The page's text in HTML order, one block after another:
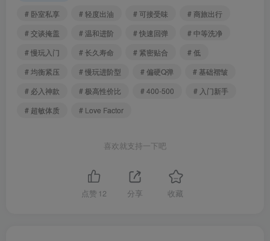
# 卧室私享
# 轻度出油 # 可接受味
# 商旅出行
# 交谈掩盖
# 温和进阶 # 快速回弹
# 中等洗净
# 慢玩入门
# 长久寿命 # 紧密贴合
# 低
# 均衡紧压
# 慢玩进阶型 # 偏硬Q弹
# 基础褶皱
# 必入神款
# 极高性价比 # 400-500
# 入门新手
# 超敏体质
# Love Factor
喜欢就支持一下吧
点赞 12 分享 收藏